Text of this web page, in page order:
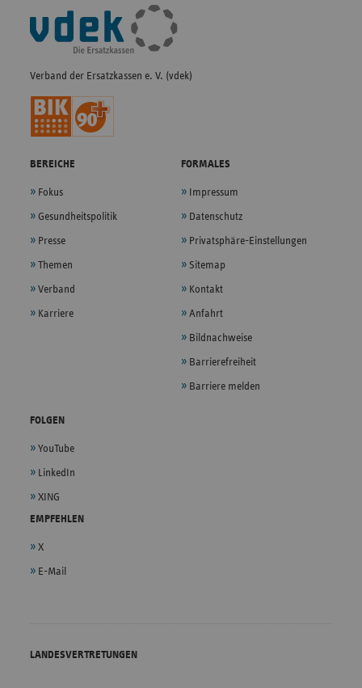
Fußleisten-
Navigation
Verband der Ersatzkassen e. V. (vdek)
BEREICHE
Fokus
Gesundheitspolitik
Presse
Themen
Verband
Karriere
FORMALES
Impressum
Datenschutz
Privatsphäre-Einstellungen
Sitemap
Kontakt
Anfahrt
Bildnachweise
Barrierefreiheit
Barriere melden
FOLGEN
YouTube
LinkedIn
XING
EMPFEHLEN
X
E-Mail
LANDESVERTRETUNGEN